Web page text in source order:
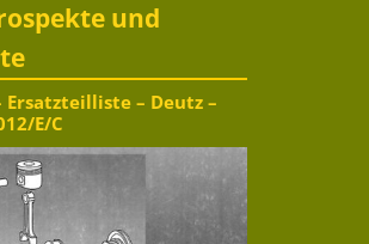
und
Ersatzteilliste – Deutz –
E/C